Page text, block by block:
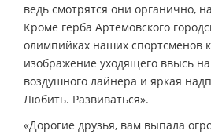
ведь смотрятся они органично,
Кроме герба Артемовского
олимпийках наших спортсменов
изображение уходящего ввысь
воздушного лайнера и яркая
Любить. Развиваться».
«Дорогие друзья, вам выпала